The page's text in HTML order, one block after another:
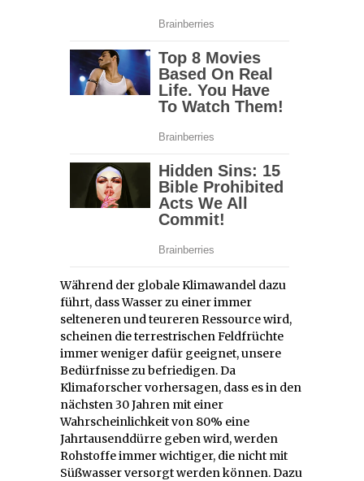
Während der globale Klimawandel dazu
führt, dass Wasser zu einer immer
selteneren und teureren Ressource wird,
scheinen die terrestrischen Feldfrüchte
immer weniger dafür geeignet, unsere
Bedürfnisse zu befriedigen. Da
Klimaforscher vorhersagen, dass es in den
nächsten 30 Jahren mit einer
Wahrscheinlichkeit von 80% eine
Jahrtausenddürre geben wird, werden
Rohstoffe immer wichtiger, die nicht mit
Süßwasser versorgt werden können. Dazu